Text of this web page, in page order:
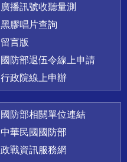
廣播訊號收聽量測
黑膠唱片查詢
留言版
國防部退伍令線上申請
行政院線上申辦
國防部相關單位連結
中華民國國防部
政戰資訊服務網